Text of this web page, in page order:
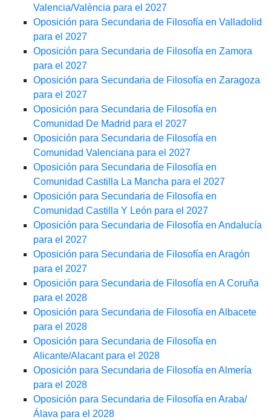
Valencia/València para el 2027
Oposición para Secundaria de Filosofía en Valladolid
para el 2027
Oposición para Secundaria de Filosofía en Zamora
para el 2027
Oposición para Secundaria de Filosofía en Zaragoza
para el 2027
Oposición para Secundaria de Filosofía en
Comunidad De Madrid para el 2027
Oposición para Secundaria de Filosofía en
Comunidad Valenciana para el 2027
Oposición para Secundaria de Filosofía en
Comunidad Castilla La Mancha para el 2027
Oposición para Secundaria de Filosofía en
Comunidad Castilla Y León para el 2027
Oposición para Secundaria de Filosofía en Andalucía
para el 2027
Oposición para Secundaria de Filosofía en Aragón
para el 2027
Oposición para Secundaria de Filosofía en A Coruña
para el 2028
Oposición para Secundaria de Filosofía en Albacete
para el 2028
Oposición para Secundaria de Filosofía en
Alicante/Alacant para el 2028
Oposición para Secundaria de Filosofía en Almería
para el 2028
Oposición para Secundaria de Filosofía en Araba/
Álava para el 2028